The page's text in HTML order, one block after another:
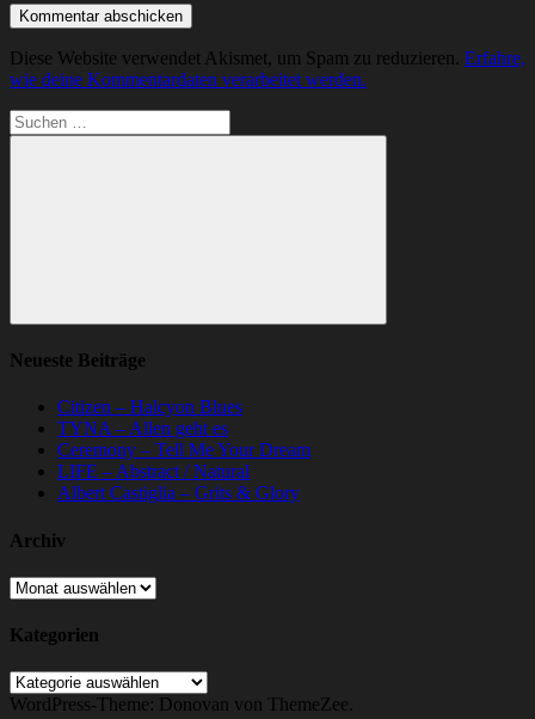
Diese Website verwendet Akismet, um Spam zu reduzieren. Erfahre,
wie deine Kommentardaten verarbeitet werden.
Suchen
nach:
Suchen
Neueste Beiträge
Citizen – Halcyon Blues
TYNA – Allen geht es
Ceremony – Tell Me Your Dream
LIFE – Abstract / Natural
Albert Castiglia – Grits & Glory
Archiv
Archiv
Kategorien
Kategorien
WordPress-Theme: Donovan von ThemeZee.